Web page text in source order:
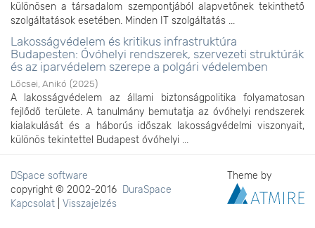
különösen a társadalom szempontjából alapvetőnek tekinthető
szolgáltatások esetében. Minden IT szolgáltatás ...
Lakosságvédelem és kritikus infrastruktúra
Budapesten: Óvóhelyi rendszerek, szervezeti struktúrák
és az iparvédelem szerepe a polgári védelemben
Lőcsei, Anikó (2025)
A lakosságvédelem az állami biztonságpolitika folyamatosan
fejlődő területe. A tanulmány bemutatja az óvóhelyi rendszerek
kialakulását és a háborús időszak lakosságvédelmi viszonyait,
különös tekintettel Budapest óvóhelyi ...
DSpace software
copyright © 2002-2016 DuraSpace
Kapcsolat
Visszajelzés
Theme by